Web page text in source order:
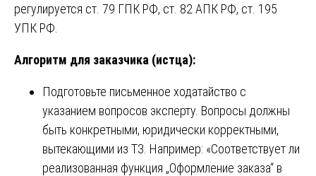
регулируется ст. 79 ГПК РФ, ст. 82 АПК РФ, ст. 195
УПК РФ.
Алгоритм для заказчика (истца):
Подготовьте письменное ходатайство с
указанием вопросов эксперту. Вопросы должны
быть конкретными, юридически корректными,
вытекающими из ТЗ. Например: «Соответствует ли
реализованная функция „Оформление заказа“ в